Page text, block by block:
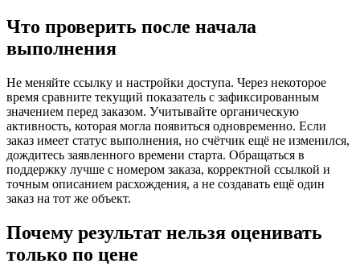
Что проверить после начала
выполнения
Не меняйте ссылку и настройки доступа. Через некоторое
время сравните текущий показатель с зафиксированным
значением перед заказом. Учитывайте органическую
активность, которая могла появиться одновременно. Если
заказ имеет статус выполнения, но счётчик ещё не изменился,
дождитесь заявленного времени старта. Обращаться в
поддержку лучше с номером заказа, корректной ссылкой и
точным описанием расхождения, а не создавать ещё один
заказ на тот же объект.
Почему результат нельзя оценивать
только по цене